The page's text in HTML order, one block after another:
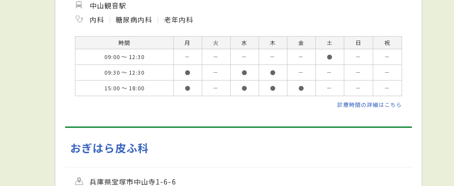
中山観音駅
内科
糖尿病内科 老年内科
時間 月 火 水 木 金 土 日
祝
09:00 ～ 12:30
－ － － － － ● －
－
09:30 ～ 12:30
● － ● ● － － －
－
15:00 ～ 18:00
● － ● ● ● － － －
診療時間の詳細はこちら
おぎはら皮ふ科
兵庫県宝塚市中山寺1-6-6